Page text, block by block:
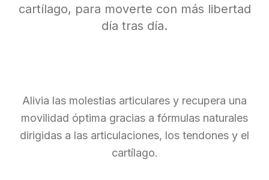
cartílago, para moverte con más libertad
día tras día.
Alivia las molestias articulares y recupera una
movilidad óptima gracias a fórmulas naturales
dirigidas a las articulaciones, los tendones y el
cartílago.